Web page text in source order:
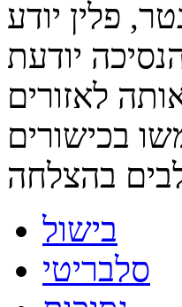
פלין יודע
יודעת
לאזורים
בכישורים
בישול
סלבריטי